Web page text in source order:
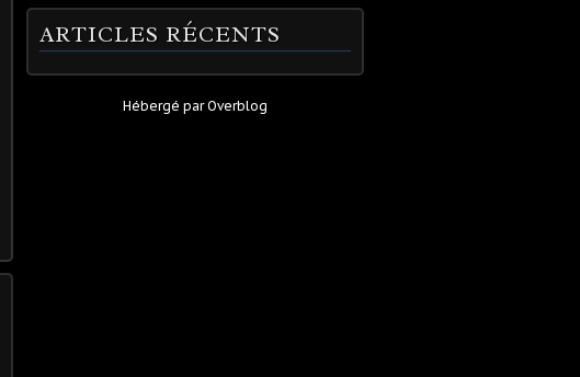
ARTICLES RÉCENTS
Hébergé parOverblog